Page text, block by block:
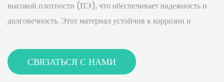
высокой плотности (ПЭ), что обеспечивает надежность и
долговечность. Этот материал устойчив к коррозии и
систем.
Герметизирующие свойства: полиэтиленовый материал
СВЯЗАТЬСЯ С НАМИ